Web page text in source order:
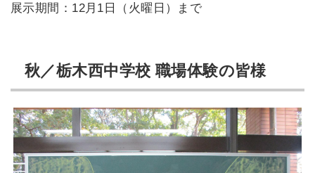
展示期間：12月1日（火曜日）まで
秋／栃木西中学校 職場体験の皆様